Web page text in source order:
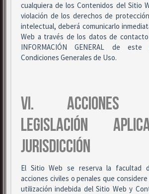
cualquiera de los Contenidos del Sitio
violación de los derechos de
intelectual, deberá comunicarlo
Web a través de los datos de
INFORMACIÓN GENERAL de
Condiciones Generales de Uso.
VI. ACCIONES
LEGISLACIÓN
JURISDICCIÓN
El Sitio Web se reserva la facultad
acciones civiles o penales que
utilización indebida del Sitio Web y